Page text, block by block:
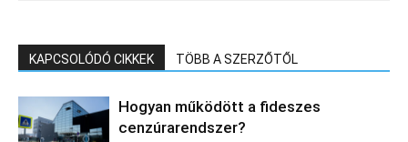
KAPCSOLÓDÓ CIKKEK TÖBB A SZERZŐTŐL
Hogyan működött a fideszes
cenzúrarendszer?